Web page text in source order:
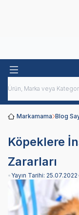
Markamama Blog
Köpeklere
Zararları
• Yayın Tarihi: 25.07.2022